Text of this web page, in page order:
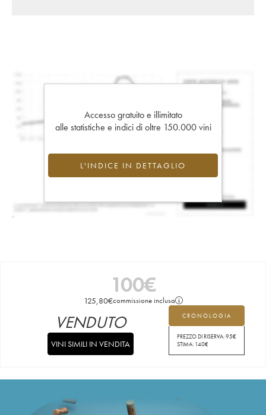
Accesso gratuito e illimitato
alle statistiche e indici di oltre 150.000 vini
L'INDICE IN DETTAGLIO
100€
125,80€commissione inclusa
CRONOLOGIA
PREZZO DI RISERVA:95€
STIMA: 140€
VENDUTO
VINI SIMILI IN VENDITA